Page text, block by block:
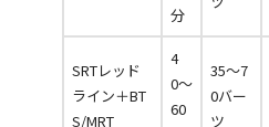
分
SRTレッド
ライン＋BT
S/MRT
4
0〜
60
35〜7
0バー
ツ